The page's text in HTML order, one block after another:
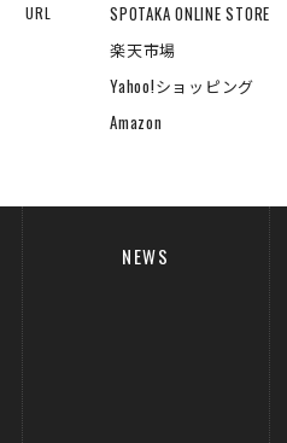
URL
SPOTAKA ONLINE STORE
楽天市場
Yahoo!ショッピング
Amazon
NEWS